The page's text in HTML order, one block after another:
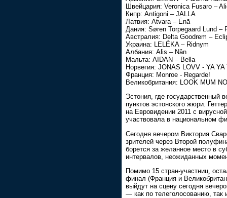
Швейцария: Veronica Fusaro –
Кипр: Antigoni – JALLA
Латвия: Atvara – Ēnā
Дания: Søren Torpegaard Lund –
Австралия: Delta Goodrem –
Украина: LELÉKA – Ridnym
Албания: Alis – Nân
Мальта: AIDAN – Bella
Норвегия: JONAS LOVV - YA YA
Франция: Monroe - Regarde!
Великобритания: LOOK MUM
Эстония, где государственный
пунктов эстонского жюри.
на Евровидении 2011 с
участвовала в национальном
Сегодня вечером Виктория
зрителей через Второй
борется за желанное место в
интервалов, неожиданных
Помимо 15 стран-участниц,
финал (Франция и
выйдут на сцену сегодня
— как по телеголосованию,